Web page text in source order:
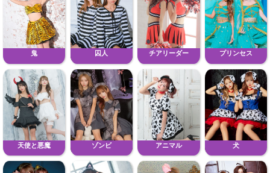
鬼 囚人 チアリーダー プリンセス
天使と悪魔 ゾンビ アニマル 犬